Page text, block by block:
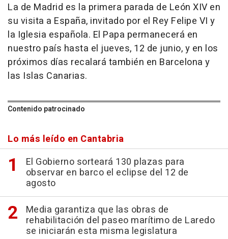
La de Madrid es la primera parada de León XIV en
su visita a España, invitado por el Rey Felipe VI y
la Iglesia española. El Papa permanecerá en
nuestro país hasta el jueves, 12 de junio, y en los
próximos días recalará también en Barcelona y
las Islas Canarias.
Contenido patrocinado
Lo más leído en Cantabria
El Gobierno sorteará 130 plazas para
observar en barco el eclipse del 12 de
agosto
Media garantiza que las obras de
rehabilitación del paseo marítimo de Laredo
se iniciarán esta misma legislatura